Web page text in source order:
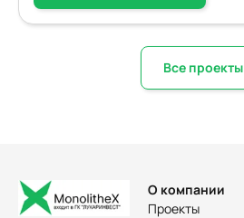
Все проекты
О компании
Проекты